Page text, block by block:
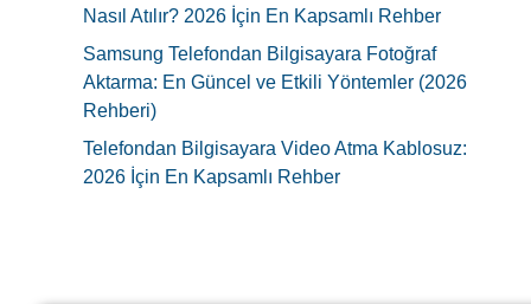
Nasıl Atılır? 2026 İçin En Kapsamlı Rehber
Samsung Telefondan Bilgisayara Fotoğraf
Aktarma: En Güncel ve Etkili Yöntemler (2026
Rehberi)
Telefondan Bilgisayara Video Atma Kablosuz:
2026 İçin En Kapsamlı Rehber